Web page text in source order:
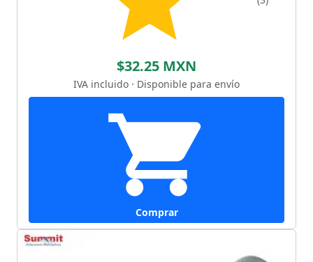
$32.25 MXN
IVA incluido · Disponible para envío
Comprar